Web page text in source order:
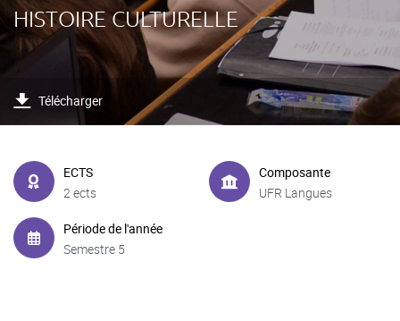
HISTOIRE CULTURELLE
Télécharger
ECTS
2 ects
Composante
UFR Langues
Période de l'année
Semestre 5